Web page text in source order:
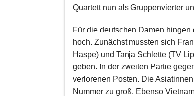
Quartett nun als Gruppenvierter
Für die deutschen Damen
hoch. Zunächst mussten sich
Haspe) und Tanja Schlette (TV
geben. In der zweiten Partie
verlorenen Posten. Die
Nummer zu groß. Ebenso